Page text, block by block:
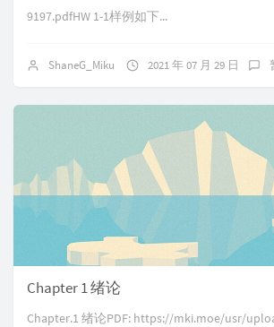
9197.pdfHW 1-1样例如下...
ShaneG_Miku 2021 年 07 月 29 日
Chapter 1 绪论
Chapter.1 绪论PDF: https://mki.moe/usr/